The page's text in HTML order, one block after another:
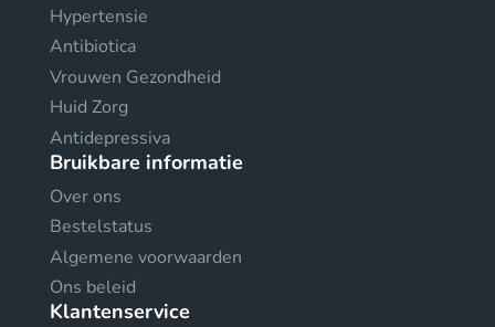
Hypertensie
Antibiotica
Vrouwen Gezondheid
Huid Zorg
Antidepressiva
Bruikbare informatie
Over ons
Bestelstatus
Algemene voorwaarden
Ons beleid
Klantenservice